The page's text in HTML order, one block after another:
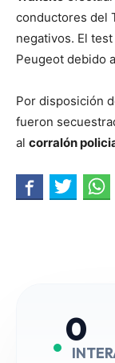
conductores del
negativos. El
Peugeot debido
Por disposición
fueron
al corralón
0